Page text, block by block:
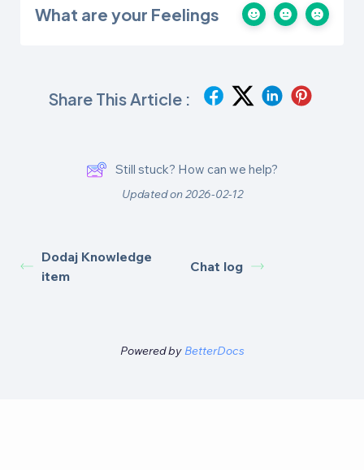
What are your Feelings
Share This Article :
Still stuck? How can we help?
Updated on 2026-02-12
Dodaj Knowledge
item
Chat log
Powered by BetterDocs